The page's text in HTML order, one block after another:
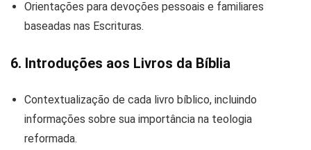
Orientações para devoções pessoais e familiares
baseadas nas Escrituras.
6. Introduções aos Livros da Bíblia
Contextualização de cada livro bíblico, incluindo
informações sobre sua importância na teologia
reformada.